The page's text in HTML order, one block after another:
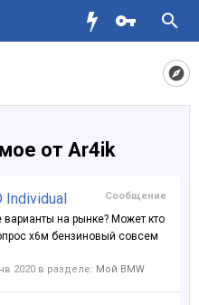
от Ar4ik
Сообщение
Individual
на рынке? Может кто
x6м бензиновый совсем
2020 в разделе: Мой BMW